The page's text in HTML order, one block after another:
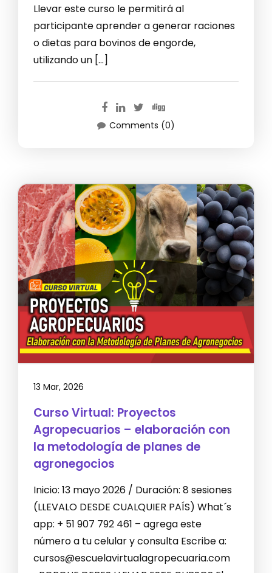
Llevar este curso le permitirá al
participante aprender a generar raciones
o dietas para bovinos de engorde,
utilizando un […]
Comments (0)
13 Mar, 2026
Curso Virtual: Proyectos
Agropecuarios – elaboración con
la metodología de planes de
agronegocios
Inicio: 13 mayo 2026 / Duración: 8 sesiones
(LLEVALO DESDE CUALQUIER PAÍS) What´s
app: + 51 907 792 461 – agrega este
número a tu celular y consulta Escribe a:
cursos@escuelavirtualagropecuaria.com